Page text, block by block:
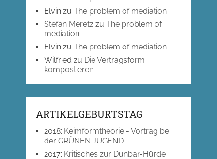
Elvinzu The problem of mediation
Stefan Meretzzu The problem of
mediation
Elvinzu The problem of mediation
Wilfried zu Die Vertragsform
kompostieren
ARTIKELGEBURTSTAG
2018: Keimformtheorie - Vortrag bei
der GRÜNEN JUGEND
2017: Kritisches zur Dunbar-Hürde